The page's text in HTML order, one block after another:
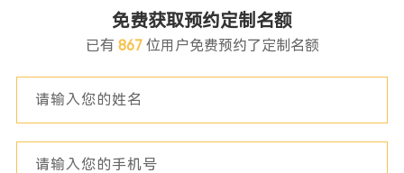
免费获取预约定制名额
已有 867位用户免费预约了定制名额